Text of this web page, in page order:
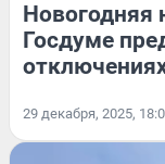
Новогодняя
Госдуме
29 декабря, 2025,